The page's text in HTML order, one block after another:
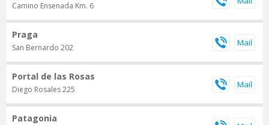
Camino Ensenada Km. 6
Praga
San Bernardo 202
Portal de las Rosas
Diego Rosales 225
Patagonia